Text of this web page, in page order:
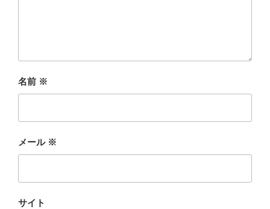
名前 ※
メール ※
サイト